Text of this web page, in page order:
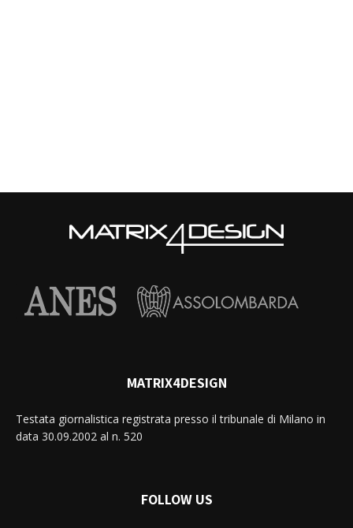
MATRIX4DESIGN
Testata giornalistica registrata presso il tribunale di Milano in
data 30.09.2002 al n. 520
FOLLOW US